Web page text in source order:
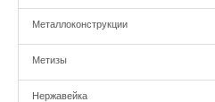
Металлоконструкции
Метизы
Нержавейка